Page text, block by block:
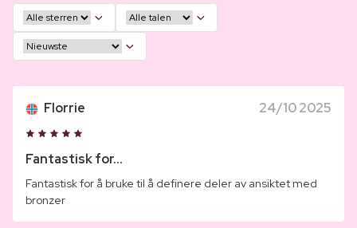
Florrie 24/10 2025
Fantastisk for...
Fantastisk for å bruke til å definere deler av ansiktet med
bronzer